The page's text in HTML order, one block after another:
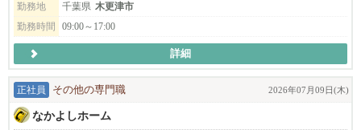
《こんな方を歓迎します！》
〇 未経験の方も大歓迎！
〇 主婦(夫)さん、フリーターさんが活躍できる職場
〇 介護福祉士や初任者研修の資格が活かせます！
〇 ブランクある方も歓迎
〇 子育て中の方歓迎
勤務地
千葉県 木更津市
勤務時間
09:00～17:00
詳細
正社員 その他の専門職 2026年07月09日(木)
なかよしホーム